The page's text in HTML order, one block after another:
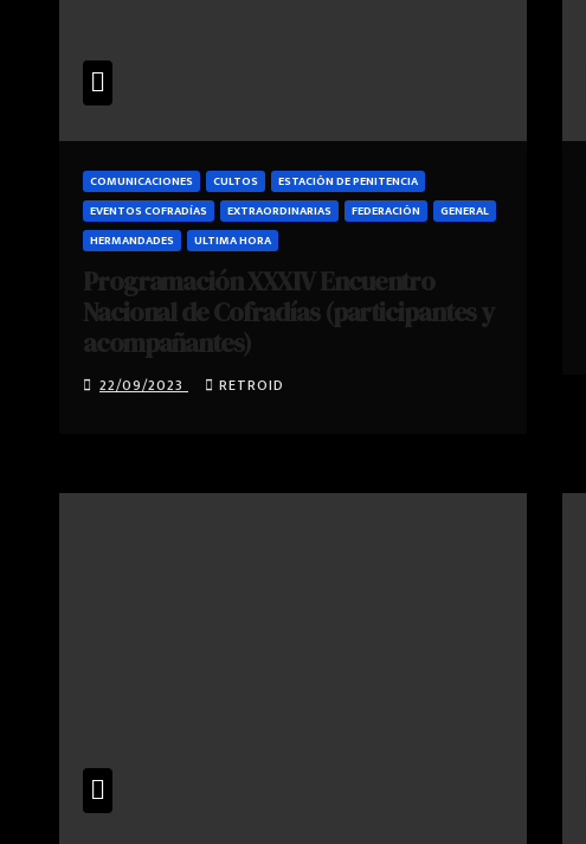
COMUNICACIONES CULTOS
ESTACIÓN DE PENITENCIA
EVENTOS COFRADÍAS
EXTRAORDINARIAS FEDERACIÓN
GENERAL
HERMANDADES
ULTIMA HORA
Programación XXXIV Encuentro
Nacional de Cofradías (participantes y
acompañantes)
22/09/2023 RETROID